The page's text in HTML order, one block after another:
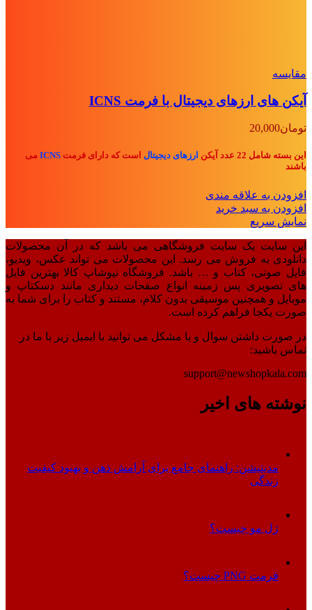
مقايسه
آیکن های ارزهای دیجیتال با فرمت ICNS
تومان20,000
این بسته شامل 22 عدد آیکن ارزهای دیجیتال است که دارای فرمت ICNS می
باشند
افزودن به علاقه مندی
افزودن به سبد خرید
نمایش سریع
این سایت یک سایت فروشگاهی می باشد که در آن محصولات
دانلودی به فروش می رسد. این محصولات می تواند عکس، ویدیو،
فایل صوتی، کتاب و … باشد. فروشگاه نیوشاپ کالا بهترین فایل
های تصویری پس زمینه انواع صفحات دیداری مانند دسکتاپ و
موبایل و همچنین موسیقی بدون کلام، مستند و کتاب را برای شما به
صورت یکجا فراهم کرده است.
در صورت داشتن سوال و یا مشکل می توانید با ایمیل زیر با ما در
تماس باشید:
support@newshopkala.com
نوشته های اخیر
مدیتیشن: راهنمای جامع برای آرامش ذهن و بهبود کیفیت
زندگی
ژل مو چیست؟
فرمت PNG چیست؟